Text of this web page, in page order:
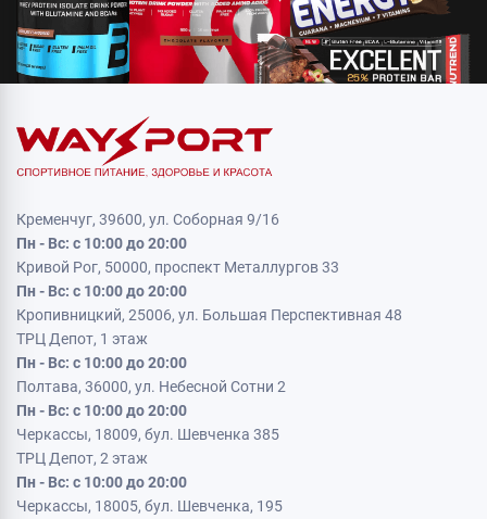
Кременчуг, 39600, ул. Соборная 9/16
Пн - Вс: с 10:00 до 20:00
Кривой Рог, 50000, проспект Металлургов 33
Пн - Вс: с 10:00 до 20:00
Кропивницкий, 25006, ул. Большая Перспективная 48
ТРЦ Депот, 1 этаж
Пн - Вс: с 10:00 до 20:00
Полтава, 36000, ул. Небесной Сотни 2
Пн - Вс: с 10:00 до 20:00
Черкассы, 18009, бул. Шевченка 385
ТРЦ Депот, 2 этаж
Пн - Вс: с 10:00 до 20:00
Черкассы, 18005, бул. Шевченка, 195